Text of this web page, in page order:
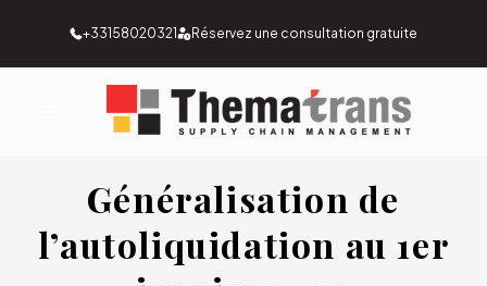
+33158020321 Réservez une consultation gratuite
Généralisation de
l’autoliquidation au 1er